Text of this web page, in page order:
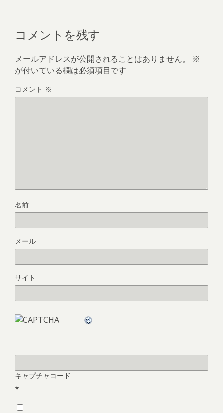
コメントを残す
メールアドレスが公開されることはありません。
※
が付いている欄は必須項目です
コメント ※
名前
メール
サイト
キャプチャコード
*